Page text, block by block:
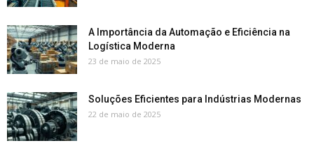
A Importância da Automação e Eficiência na
Logística Moderna
23 de maio de 2025
Soluções Eficientes para Indústrias Modernas
22 de maio de 2025